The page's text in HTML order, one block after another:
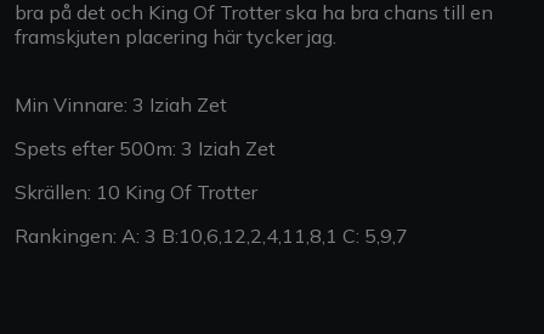
bra på det och King Of Trotter ska ha bra chans till en
framskjuten placering här tycker jag.
Min Vinnare: 3 Iziah Zet
Spets efter 500m: 3 Iziah Zet
Skrällen: 10 King Of Trotter
Rankingen: A: 3 B:10,6,12,2,4,11,8,1 C: 5,9,7